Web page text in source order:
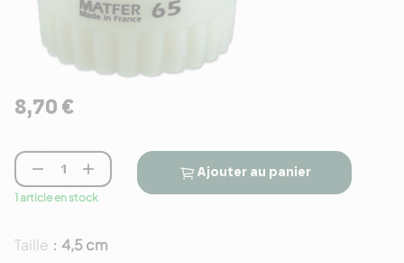
8,70 €
Taille : 4,5 cm
 
1 article en stock
Ajouter au panier